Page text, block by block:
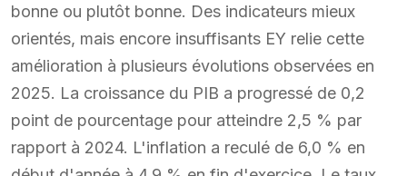
bonne ou plutôt bonne. Des indicateurs mieux
orientés, mais encore insuffisants EY relie cette
amélioration à plusieurs évolutions observées en
2025. La croissance du PIB a progressé de 0,2
point de pourcentage pour atteindre 2,5 % par
rapport à 2024. L'inflation a reculé de 6,0 % en